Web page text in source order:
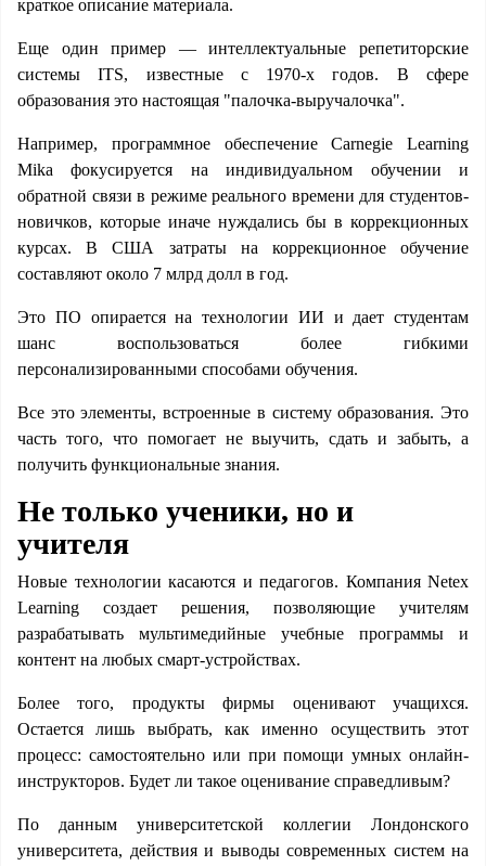
краткое описание материала.
Еще один пример — интеллектуальные репетиторские
системы ITS, известные с 1970-х годов. В сфере
образования это настоящая "палочка-выручалочка".
Например, программное обеспечение Carnegie Learning
Mika фокусируется на индивидуальном обучении и
обратной связи в режиме реального времени для студентов-
новичков, которые иначе нуждались бы в коррекционных
курсах. В США затраты на коррекционное обучение
составляют около 7 млрд долл в год.
Это ПО опирается на технологии ИИ и дает студентам
шанс воспользоваться более гибкими
персонализированными способами обучения.
Все это элементы, встроенные в систему образования. Это
часть того, что помогает не выучить, сдать и забыть, а
получить функциональные знания.
Не только ученики, но и
учителя
Новые технологии касаются и педагогов. Компания Netex
Learning создает решения, позволяющие учителям
разрабатывать мультимедийные учебные программы и
контент на любых смарт-устройствах.
Более того, продукты фирмы оценивают учащихся.
Остается лишь выбрать, как именно осуществить этот
процесс: самостоятельно или при помощи умных онлайн-
инструкторов. Будет ли такое оценивание справедливым?
По данным университетской коллегии Лондонского
университета, действия и выводы современных систем на